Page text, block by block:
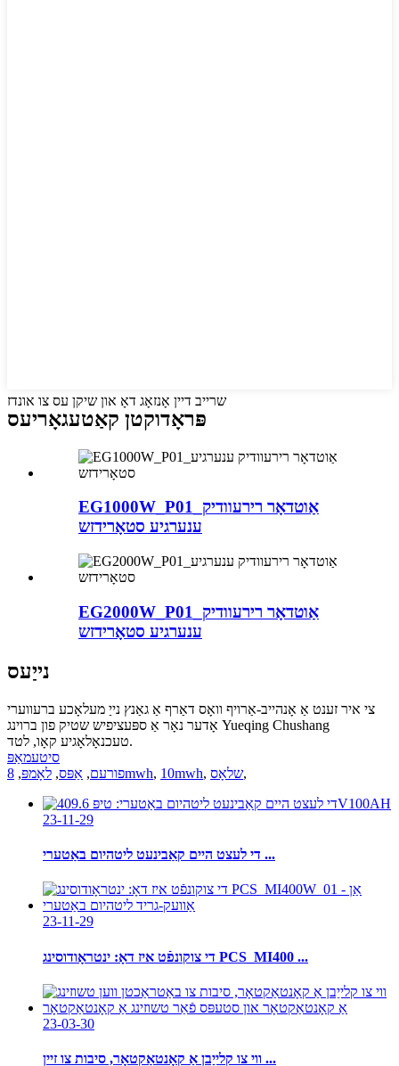
שרייב דיין אָנזאָג דאָ און שיקן עס צו אונדז
פּראָדוקטן קאַטעגאָריעס
EG1000W_P01_אַוטדאָר רירעוודיק
ענערגיע סטאָרידזש
EG2000W_P01_אַוטדאָר רירעוודיק
ענערגיע סטאָרידזש
נייַעס
צי איר זענט אַ אָנהייב-אַרויף וואָס דאַרף אַ גאַנץ נייַ מעלאָכע ברעווערי
אָדער נאָר אַ ספּעציפיש שטיק פון ברוינג Yueqing Chushang
טעכנאָלאָגיע קאָו, לטד.
סיטעמאַפּ
פורעם, אַפּס, לאָמפּ, 8mwh, 10mwh, שלאָס,
23-11-29
די לעצט היים קאַבינעט ליטהיום באַטערי ...
23-11-29
די צוקונפֿט איז דאָ: ינטראָודוסינג PCS_MI400 ...
23-03-30
ווי צו קלייַבן אַ קאָנטאַקטאָר, סיבות צו זיין ...